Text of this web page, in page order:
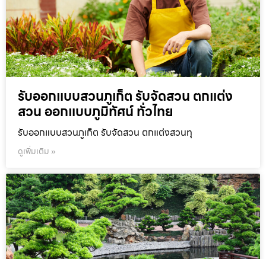
รับออกแบบสวนภูเก็ต รับจัดสวน ตกแต่ง
สวน ออกแบบภูมิทัศน์ ทั่วไทย
รับออกแบบสวนภูเก็ต รับจัดสวน ตกแต่งสวนทุ
ดูเพิ่มเติม »